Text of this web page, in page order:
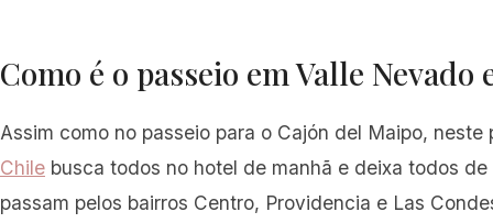
Como é o passeio em Valle Nevado
Assim como no passeio para o Cajón del Maipo,
Chile busca todos no hotel de manhã e deixa todos
passam pelos bairros Centro, Providencia e Las